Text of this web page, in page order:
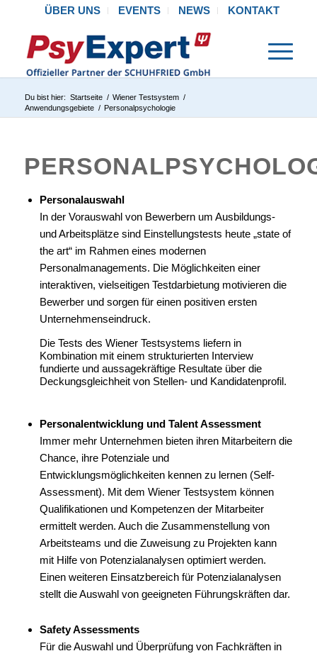
ÜBER UNS EVENTS NEWS KONTAKT
Du bist hier: Startseite / Wiener Testsystem /
Anwendungsgebiete / Personalpsychologie
Personalauswahl
In der Vorauswahl von Bewerbern um Ausbildungs-
und Arbeitsplätze sind Einstellungstests heute „state of
the art“ im Rahmen eines modernen
Personalmanagements. Die Möglichkeiten einer
interaktiven, vielseitigen Testdarbietung motivieren die
Bewerber und sorgen für einen positiven ersten
Unternehmenseindruck.
Die Tests des Wiener Testsystems liefern in
Kombination mit einem strukturierten Interview
fundierte und aussagekräftige Resultate über die
Deckungsgleichheit von Stellen- und Kandidatenprofil.
Personalentwicklung und Talent Assessment
Immer mehr Unternehmen bieten ihren Mitarbeitern die
Chance, ihre Potenziale und
Entwicklungsmöglichkeiten kennen zu lernen (Self-
Assessment). Mit dem Wiener Testsystem können
Qualifikationen und Kompetenzen der Mitarbeiter
ermittelt werden. Auch die Zusammenstellung von
Arbeitsteams und die Zuweisung zu Projekten kann
mit Hilfe von Potenzialanalysen optimiert werden.
Einen weiteren Einsatzbereich für Potenzialanalysen
stellt die Auswahl von geeigneten Führungskräften dar.
Safety Assessments
Für die Auswahl und Überprüfung von Fachkräften in